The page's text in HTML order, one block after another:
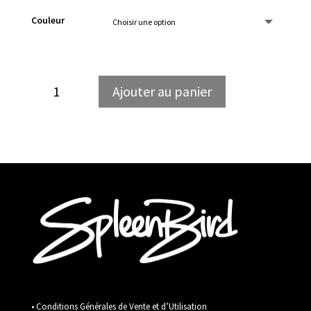
Couleur
Ajouter au panier
• Conditions Générales de Vente et d’Utilisation